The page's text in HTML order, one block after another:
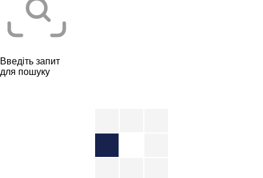
Введіть запит
для пошуку